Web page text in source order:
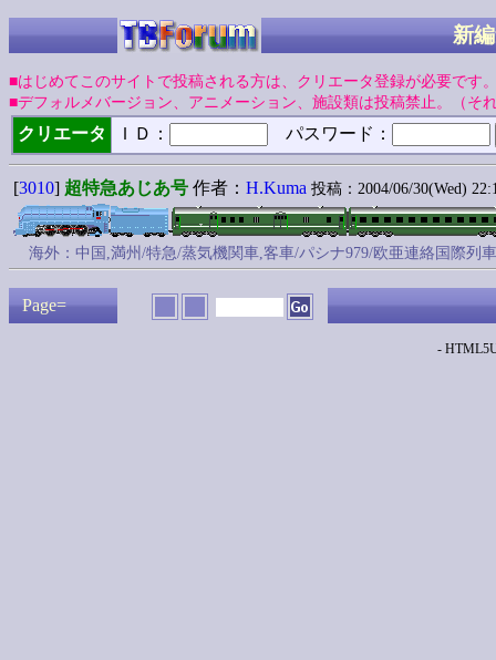
新
■はじめてこのサイトで投稿される方は、クリエータ登録が必要です
■デフォルメバージョン、アニメーション、施設類は投稿禁止。（そ
クリエータ ＩＤ： パスワード：
[3010] 超特急あじあ号 作者： H.Kuma 投稿：2004/06/30(Wed)
海外：中国,満州/特急/蒸気機関車,客車/パシナ979/欧亜連絡国際列
Page=
-